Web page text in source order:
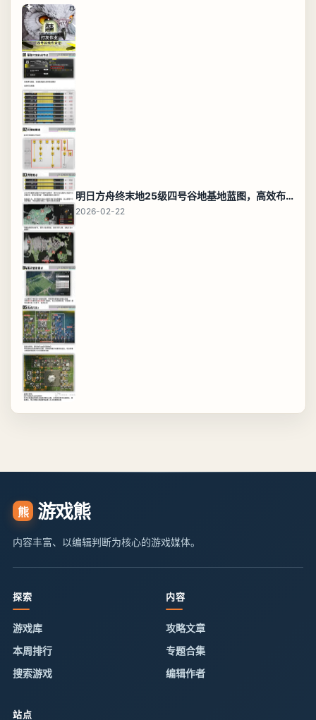
明日方舟终末地25级四号谷地基地蓝图，高效布局规划
2026-02-22
熊 游戏熊
内容丰富、以编辑判断为核心的游戏媒体。
探索
游戏库
本周排行
搜索游戏
内容
攻略文章
专题合集
编辑作者
站点